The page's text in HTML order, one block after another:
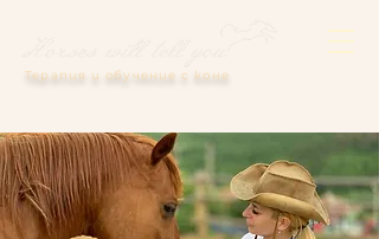
Терапия и обучение с коне